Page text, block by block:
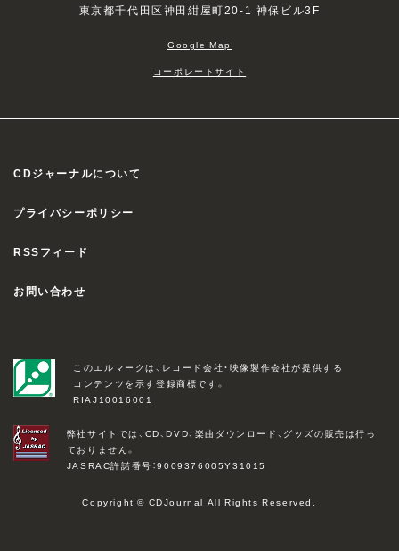
東京都千代田区神田紺屋町20-1 神保ビル3F
Google Map
コーポレートサイト
CDジャーナルについて
プライバシーポリシー
RSSフィード
お問い合わせ
このエルマークは、レコード会社・映像製作会社が提供する
コンテンツを示す登録商標です。
RIAJ10016001
弊社サイトでは、CD、DVD、楽曲ダウンロード、グッズの販売は行っ
ておりません。
JASRAC許諾番号：9009376005Y31015
Copyright © CDJournal All Rights Reserved.